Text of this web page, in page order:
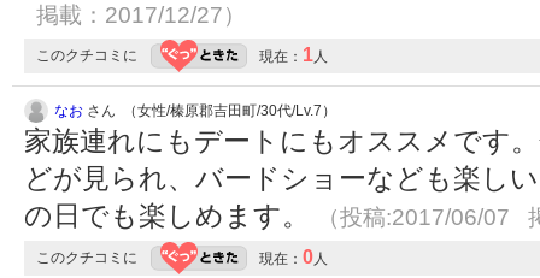
掲載：2017/12/27）
このクチコミに 現在： 1 人
なお さん （女性/榛原郡吉田町/30代/Lv.7）
家族連れにもデートにもオススメです
どが見られ、バードショーなども楽し
の日でも楽しめます。
（投稿:2017/06/07
このクチコミに 現在： 0 人